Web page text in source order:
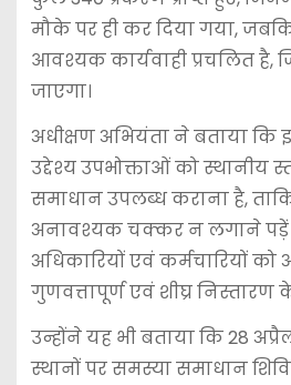
मौके पर ही कर दिया गया,
आवश्यक कार्यवाही प्रचलित है,
जाएगा।
अधीक्षण अभियंता ने बताया कि
उद्देश्य उपभोक्ताओं को स्थानीय
समाधान उपलब्ध कराना है,
अनावश्यक चक्कर न लगाने
अधिकारियों एवं कर्मचारियों
गुणवत्तापूर्ण एवं शीघ्र निस्तारण
उन्होंने यह भी बताया कि 28
स्थानों पर समस्या समाधान